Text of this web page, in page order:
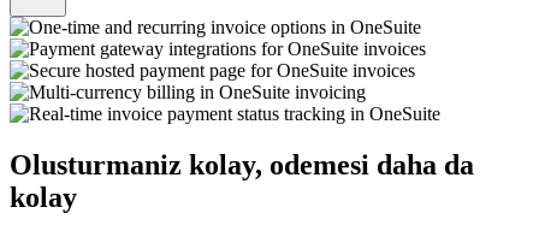
Olusturmaniz kolay, odemesi daha da
kolay